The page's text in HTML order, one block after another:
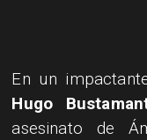
En un
Hugo
asesinato de